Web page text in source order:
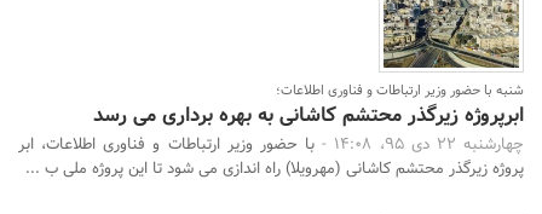
شنبه با حضور وزیر ارتباطات و فناوری اطلاعات؛
ابرپروژه زیرگذر محتشم کاشانی به بهره برداری می رسد
چهارشنبه 22 دی 95، 14:08 -
با حضور وزیر ارتباطات و فناوری اطلاعات، ابر
پروژه زیرگذر محتشم کاشانی (مهرویلا) راه اندازی می شود تا این پروژه ملی ب ...